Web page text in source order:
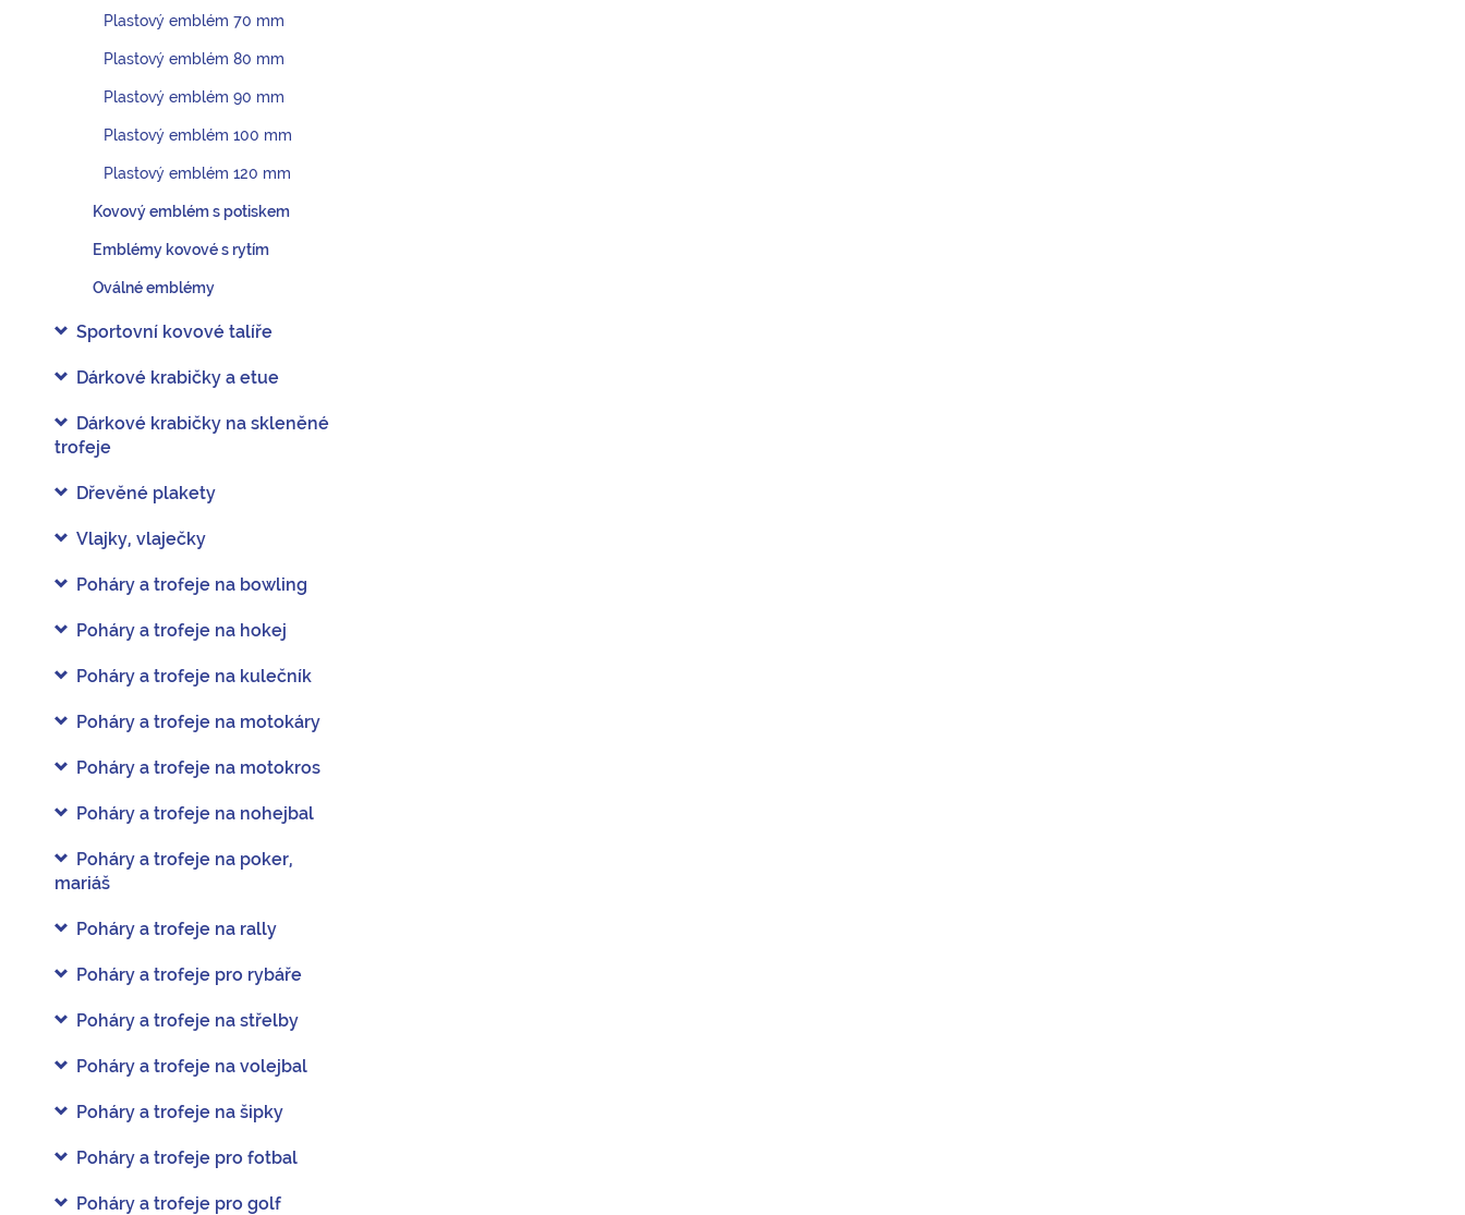
Plastový emblém 70 mm
Plastový emblém 80 mm
Plastový emblém 90 mm
Plastový emblém 100 mm
Plastový emblém 120 mm
Kovový emblém s potiskem
Emblémy kovové s rytím
Oválné emblémy
Sportovní kovové talíře
Dárkové krabičky a etue
Dárkové krabičky na skleněné
trofeje
Dřevěné plakety
Vlajky, vlaječky
Poháry a trofeje na bowling
Poháry a trofeje na hokej
Poháry a trofeje na kulečník
Poháry a trofeje na motokáry
Poháry a trofeje na motokros
Poháry a trofeje na nohejbal
Poháry a trofeje na poker,
mariáš
Poháry a trofeje na rally
Poháry a trofeje pro rybáře
Poháry a trofeje na střelby
Poháry a trofeje na volejbal
Poháry a trofeje na šipky
Poháry a trofeje pro fotbal
Poháry a trofeje pro golf